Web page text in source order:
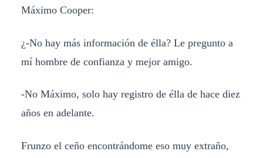
Máximo Cooper:
¿-No hay más información de élla? Le pregunto a
mí hombre de confianza y mejor amigo.
-No Máximo, solo hay registro de élla de hace diez
años en adelante.
Frunzo el ceño encontrándome eso muy extraño,